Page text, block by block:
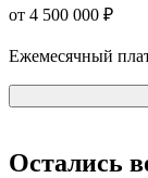
от 4 500 000 ₽
Ежемесячный
Остались